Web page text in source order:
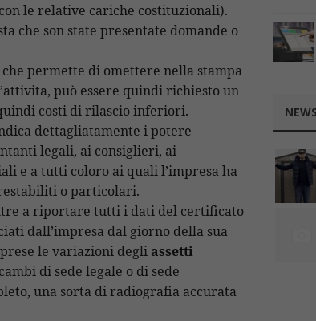
le relative cariche costituzionali).
che son state presentate domande o
permette di omettere nella stampa
può essere quindi richiesto un
costi di rilascio inferiori.
dettagliatamente i potere
legali, ai consiglieri, ai
e a tutti coloro ai quali l’impresa ha
o particolari.
a riportare tutti i dati del certificato
dall’impresa dal giorno della sua
le variazioni degli assetti
di sede legale o di sede
una sorta di radiografia accurata